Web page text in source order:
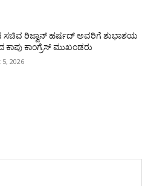
ಸಚಿವ ರಿಜ್ವಾನ್ ಹರ್ಷದ್ ಅವರಿಗೆ ಶುಭಾಶಯ
ಕಾಂಗ್ರೆಸ್ ಮುಖಂಡರು
5, 2026